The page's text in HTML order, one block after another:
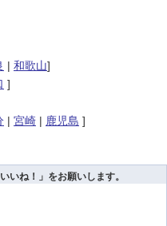
| 和歌山]
]
| 宮崎 | 鹿児島 ]
いね！」をお願いします。